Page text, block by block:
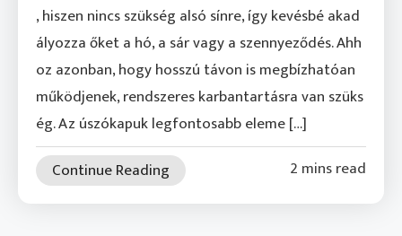
, hiszen nincs szükség alsó sínre, így kevésbé akad
ályozza őket a hó, a sár vagy a szennyeződés. Ahh
oz azonban, hogy hosszú távon is megbízhatóan
működjenek, rendszeres karbantartásra van szüks
ég. Az úszókapuk legfontosabb eleme […]
Continue Reading
2 mins read